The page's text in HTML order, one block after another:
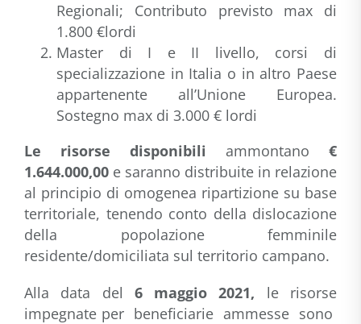
Regionali; Contributo previsto max di
1.800 €lordi
Master di I e II livello, corsi di
specializzazione in Italia o in altro Paese
appartenente all’Unione Europea.
Sostegno max di 3.000 € lordi
Le risorse disponibili ammontano €
1.644.000,00 e saranno distribuite in relazione
al principio di omogenea ripartizione su base
territoriale, tenendo conto della dislocazione
della popolazione femminile
residente/domiciliata sul territorio campano.
Alla data del 6 maggio 2021, le risorse
impegnate per beneficiarie ammesse sono